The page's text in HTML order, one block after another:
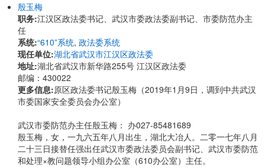
殷玉梅
职务:江汉区政法委书记、武汉市委政法委副书记、市委防范办主
任
系统:“610”系统, 政法委系统
现任单位:湖北省武汉市江汉区政法委
地址:湖北省武汉市新华路255号 江汉区政法委
邮编：430022
更多信息:原区政法委书记殷玉梅（2019年1月9日，调到中共武汉
市委国家安全委员会办公室）
武汉市委防范办主任殷玉梅： 办027-85481689
殷玉梅，女，一九六五年八月出生，湖北大冶人。二零一七年八月
二十三日接替任强出任武汉市委政法委员会副书记、武汉市委防范
和处理×教问题领导小组办公室（610办公室）主任。